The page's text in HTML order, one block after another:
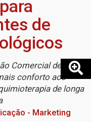
de
Comercial de São
conforto aos
de longa
- Marketing